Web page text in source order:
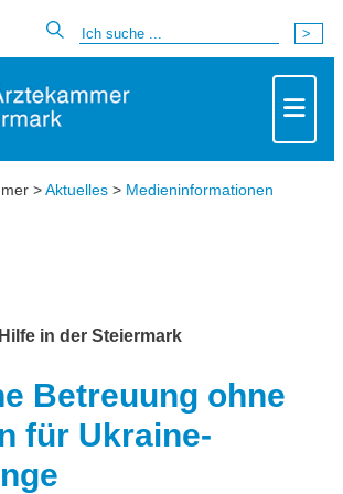
>Aktuelles > Medieninformationen
in der Steiermark
Betreuung ohne
für Ukraine-